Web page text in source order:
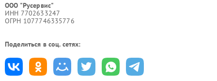
ООО "Русервис"
ИНН 7702633247
ОГРН 1077746335776
Поделиться в соц. сетях: